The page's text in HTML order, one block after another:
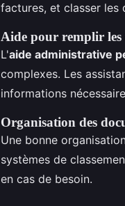
factures, et classer les
Aide pour remplir
L'aide administrative
complexes. Les
informations
Organisation des
Une bonne
systèmes de
en cas de besoin.